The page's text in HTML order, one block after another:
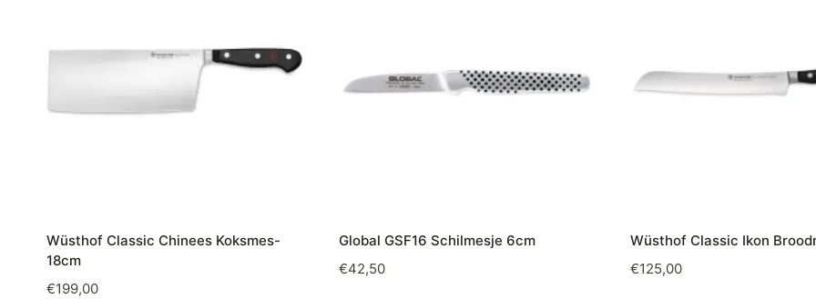
Wüsthof Classic Chinees Koksmes-
18cm
€199,00
Global GSF16 Schilmesje 6cm
€42,50
Wüsthof Classic Ikon
€125,00